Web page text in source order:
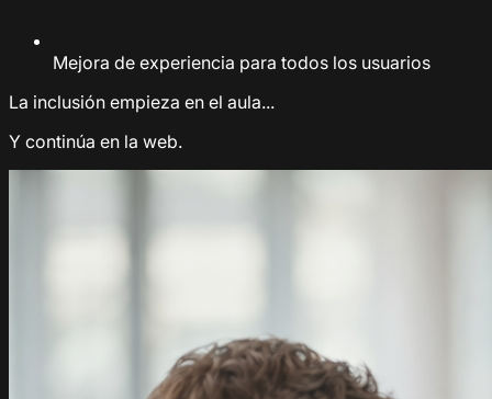
Mejora de experiencia para todos los usuarios
La inclusión empieza en el aula...
Y continúa en la web.